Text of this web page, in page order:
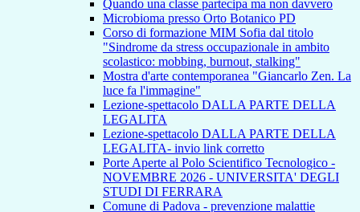
Quando una classe partecipa ma non davvero
Microbioma presso Orto Botanico PD
Corso di formazione MIM Sofia dal titolo
"Sindrome da stress occupazionale in ambito
scolastico: mobbing, burnout, stalking"
Mostra d'arte contemporanea "Giancarlo Zen. La
luce fa l'immagine"
Lezione-spettacolo DALLA PARTE DELLA
LEGALITA
Lezione-spettacolo DALLA PARTE DELLA
LEGALITA- invio link corretto
Porte Aperte al Polo Scientifico Tecnologico -
NOVEMBRE 2026 - UNIVERSITA' DEGLI
STUDI DI FERRARA
Comune di Padova - prevenzione malattie